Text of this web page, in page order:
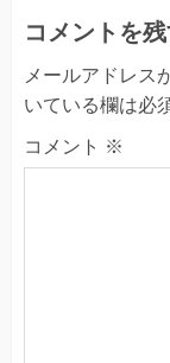
コメントを
メールアドレス
いている欄は必
コメント ※